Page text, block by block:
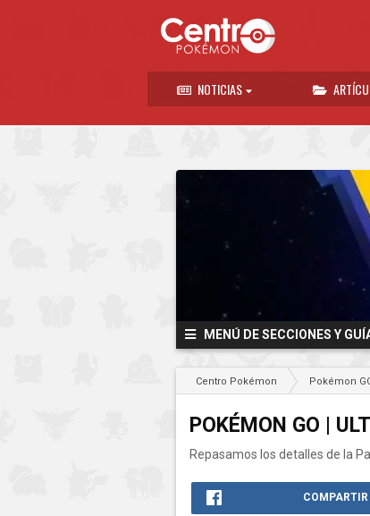
NOTICIAS
MENÚ DE SECCIONES Y
Centro Pokémon Pokémon
POKÉMON GO |
Repasamos los detalles de la
COMPARTIR